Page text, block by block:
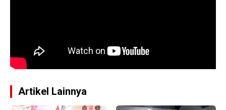
Artikel Lainnya